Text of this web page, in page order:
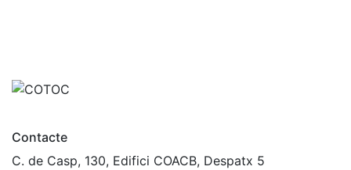
Contacte
C. de Casp, 130, Edifici COACB, Despatx 5